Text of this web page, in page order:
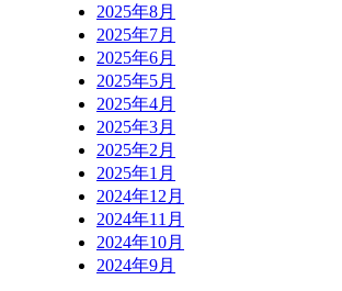
2025年8月
2025年7月
2025年6月
2025年5月
2025年4月
2025年3月
2025年2月
2025年1月
2024年12月
2024年11月
2024年10月
2024年9月